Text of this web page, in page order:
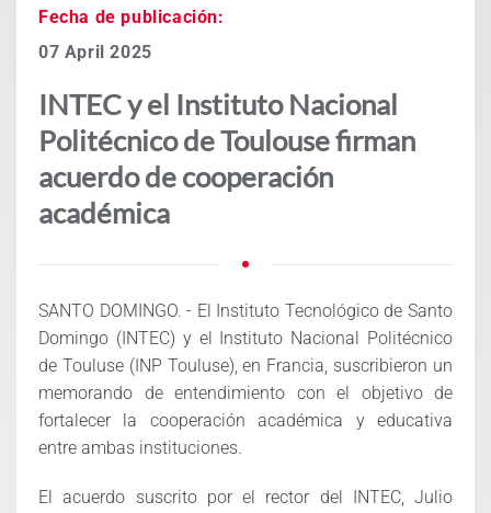
Fecha de publicación:
07 April 2025
INTEC y el Instituto Nacional
Politécnico de Toulouse firman
acuerdo de cooperación
académica
SANTO DOMINGO. - El Instituto Tecnológico de Santo
Domingo (INTEC) y el Instituto Nacional Politécnico
de Touluse (INP Touluse), en Francia, suscribieron un
memorando de entendimiento con el objetivo de
fortalecer la cooperación académica y educativa
entre ambas instituciones.
El acuerdo suscrito por el rector del INTEC, Julio